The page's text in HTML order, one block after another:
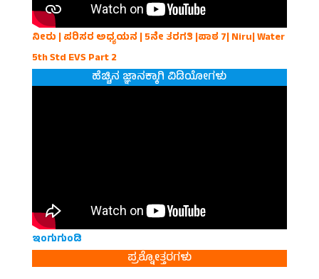
ನೀರು | ಪರಿಸರ ಅಧ್ಯಯನ | 5ನೇ ತರಗತಿ |ಪಾಠ 7| Niru| Water
5th Std EVS Part 2
ಹೆಚ್ಚಿನ ಜ್ಞಾನಕ್ಕಾಗಿ ವಿಡಿಯೋಗಳು
ಇಂಗುಗುಂಡಿ
ಪ್ರಶ್ನೋತ್ತರಗಳು